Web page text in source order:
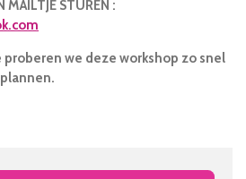
MAILTJE STUREN :
we deze workshop zo snel